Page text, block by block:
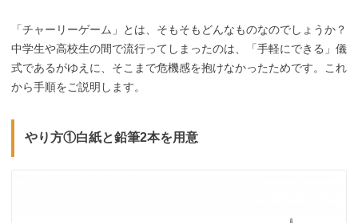
「チャーリーゲーム」とは、そもそもどんなものなのでしょうか？
中学生や高校生の間で流行ってしまったのは、「手軽にできる」儀
式であるがゆえに、そこまで危機感を抱けなかったためです。これ
から手順をご説明します。
やり方①白紙と鉛筆2本を用意